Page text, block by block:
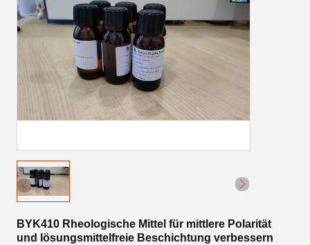
BYK410 Rheologische Mittel für mittlere Polarität
und lösungsmittelfreie Beschichtung verbessern